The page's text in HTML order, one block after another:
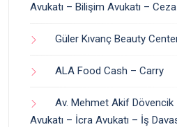
Avukatı – Bilişim Avukatı –
Güler Kıvanç Beauty
ALA Food Cash – Carry
Av. Mehmet Akif
Avukatı – İcra Avukatı – İş